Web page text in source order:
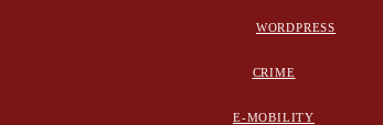
WORDPRESS
CRIME
E-MOBILITY